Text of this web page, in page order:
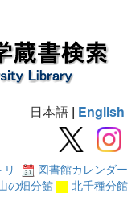
日本語 | English
図書館カレンダー
の畑分館 北千種分館